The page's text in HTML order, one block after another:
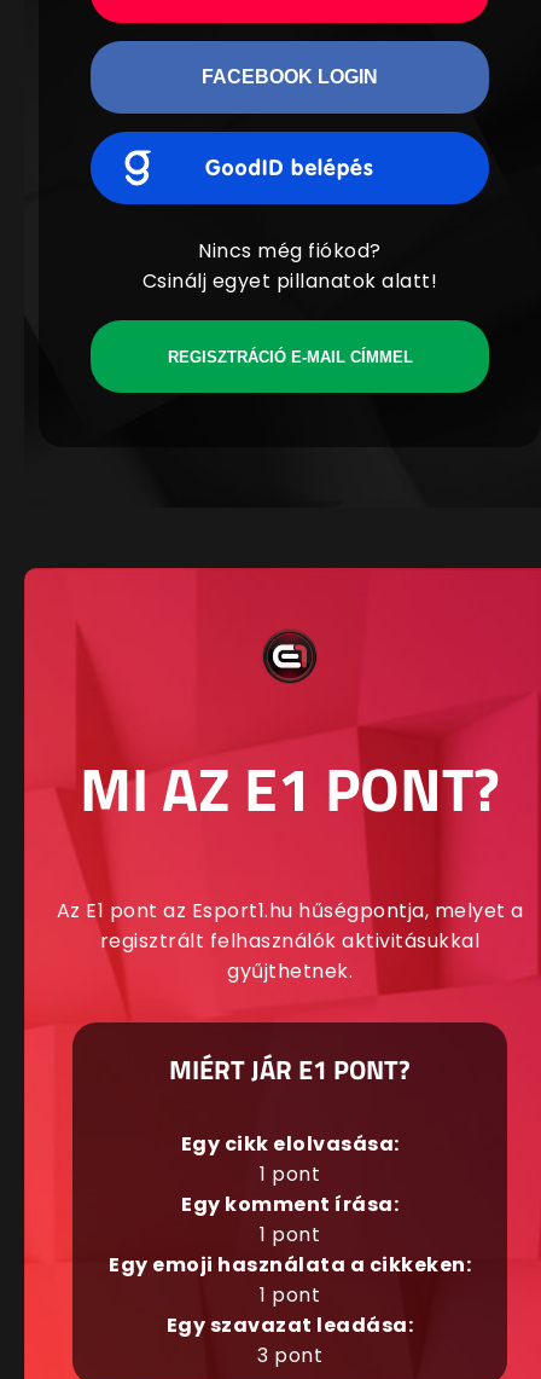
FACEBOOK LOGIN
Nincs még fiókod?
Csinálj egyet pillanatok alatt!
REGISZTRÁCIÓ E-MAIL CÍMMEL
MI AZ E1 PONT?
Az E1 pont az Esport1.hu hűségpontja, melyet a
regisztrált felhasználók aktivitásukkal
gyűjthetnek.
MIÉRT JÁR E1 PONT?
Egy cikk elolvasása:
1 pont
Egy komment írása:
1 pont
Egy emoji használata a cikkeken:
1 pont
Egy szavazat leadása:
3 pont